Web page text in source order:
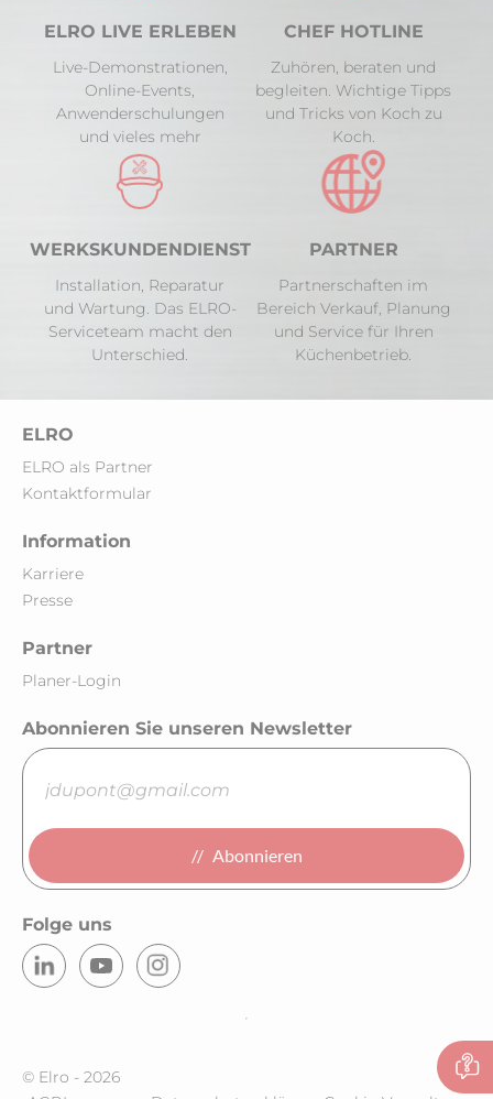
ELRO LIVE ERLEBEN
Live-Demonstrationen,
Online-Events,
Anwenderschulungen
und vieles mehr
CHEF HOTLINE
Zuhören, beraten und
begleiten. Wichtige Tipps
und Tricks von Koch zu
Koch.
WERKSKUNDENDIENST
Installation, Reparatur
und Wartung. Das ELRO-
Serviceteam macht den
Unterschied.
PARTNER
Partnerschaften im
Bereich Verkauf, Planung
und Service für Ihren
Küchenbetrieb.
ELRO
ELRO als Partner
Kontaktformular
Information
Karriere
Presse
Partner
Planer-Login
Abonnieren Sie unseren Newsletter
Abonnieren
Folge uns
© Elro - 2026